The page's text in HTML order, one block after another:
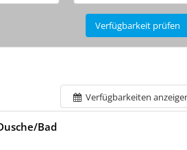
Verfügbarkeit prüfen
Verfügbarkeiten
Bad